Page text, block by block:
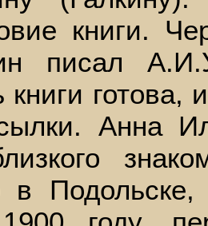
книги.
писал
книги
Анна
в